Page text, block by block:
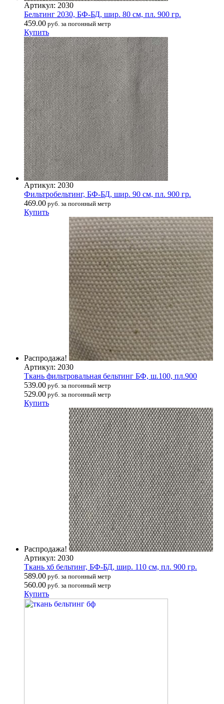
Артикул: 2030
Бельтинг 2030, БФ-БД, шир. 80 см, пл. 900 гр.
459.00 руб. за погонный метр
Купить
Артикул: 2030
Фильтробельтинг, БФ-БД, шир. 90 см, пл. 900 гр.
469.00 руб. за погонный метр
Купить
Распродажа!
Артикул: 2030
Ткань фильтровальная бельтинг БФ, ш.100, пл.900
539.00 руб. за погонный метр
529.00 руб. за погонный метр
Купить
Распродажа!
Артикул: 2030
Ткань хб бельтинг, БФ-БД, шир. 110 см, пл. 900 гр.
589.00 руб. за погонный метр
560.00 руб. за погонный метр
Купить